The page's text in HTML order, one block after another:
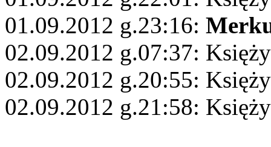
01.09.2012 g.23:16:
02.09.2012 g.07:37:
02.09.2012 g.20:55:
02.09.2012 g.21:58: